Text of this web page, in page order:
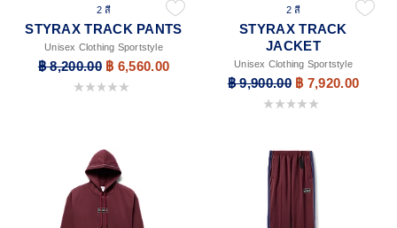
2 สี
STYRAX TRACK PANTS
Unisex Clothing Sportstyle
฿ 8,200.00 ฿ 6,560.00
0.0 จาก 5 ดาว
2 สี
STYRAX TRACK
JACKET
Unisex Clothing Sportstyle
฿ 9,900.00 ฿ 7,920.00
0.0 จาก 5 ดาว